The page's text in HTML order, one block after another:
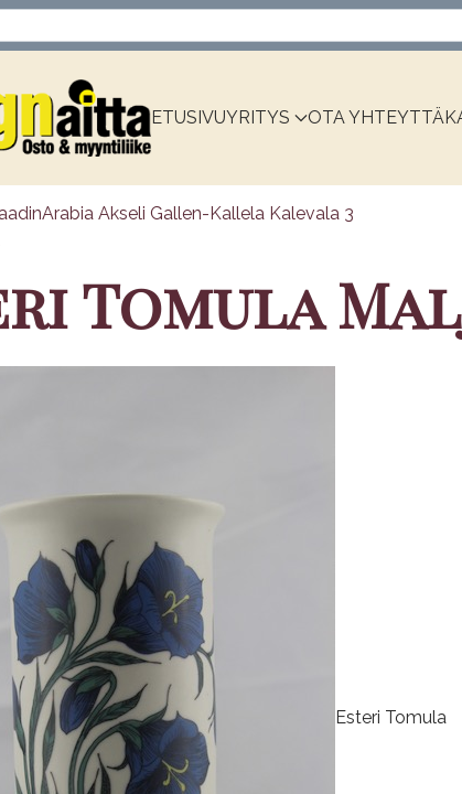
ETUSIVUYRITYS OTA YHTEYTTÄ
Arabia Akseli Gallen-Kallela Kalevala 3
Tomula
Esteri Tomula